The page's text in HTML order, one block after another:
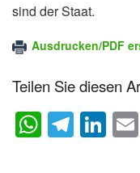
sind der Staat.
Ausdrucken/PDF
Teilen Sie diesen
W
h
T
el
Li
n